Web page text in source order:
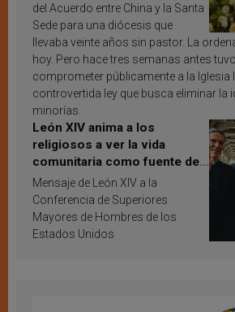
del Acuerdo entre China y la Santa
Sede para una diócesis que
llevaba veinte años sin pastor. La
hoy. Pero hace tres semanas antes
comprometer públicamente a la Iglesia
controvertida ley que busca eliminar la
minorías.
León XIV anima a los
religiosos a ver la vida
comunitaria como fuente de
inspiración y santificación
Mensaje de León XIV a la
Conferencia de Superiores
Mayores de Hombres de los
Estados Unidos